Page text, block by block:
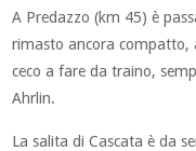
A Predazzo (km 45) è
rimasto ancora compatto,
ceco a fare da traino,
Ahrlin.
La salita di Cascata è da